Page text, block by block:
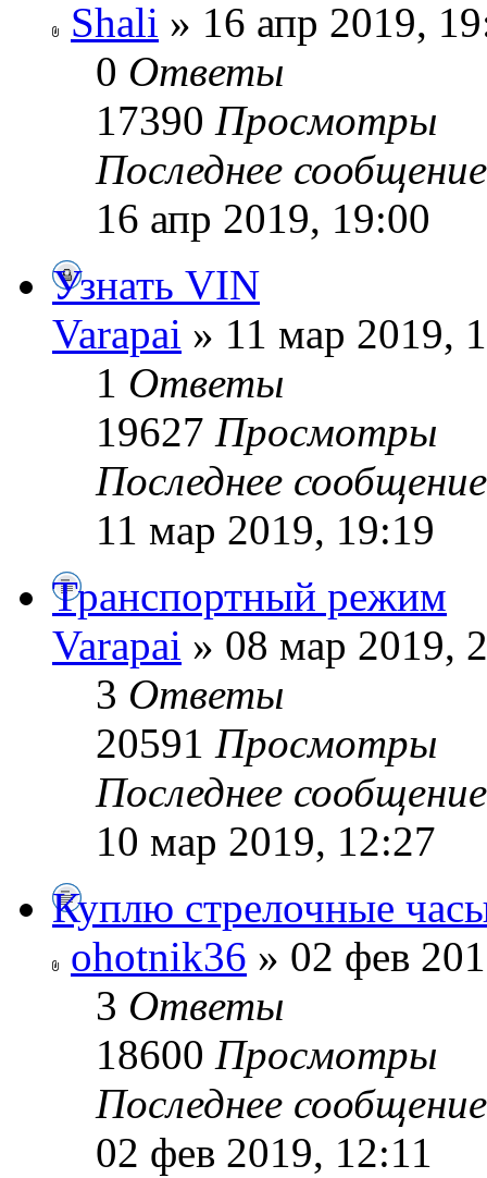
Shali » 16 апр 2019,
0 Ответы
17390 Просмотры
Последнее
16 апр 2019, 19:00
Узнать VIN
Varapai » 11 мар 2019,
1 Ответы
19627 Просмотры
Последнее
11 мар 2019, 19:19
Транспортный режим
Varapai » 08 мар 2019,
3 Ответы
20591 Просмотры
Последнее
10 мар 2019, 12:27
Куплю стрелочные
ohotnik36 » 02 фев
3 Ответы
18600 Просмотры
Последнее
02 фев 2019, 12:11